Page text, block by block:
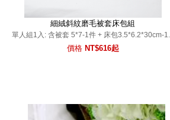
細絨斜紋磨毛被套床包組
單人組1入: 含被套 5*7-1件 + 床包3.5*6.2*30cm-1...
價格 NT$616起